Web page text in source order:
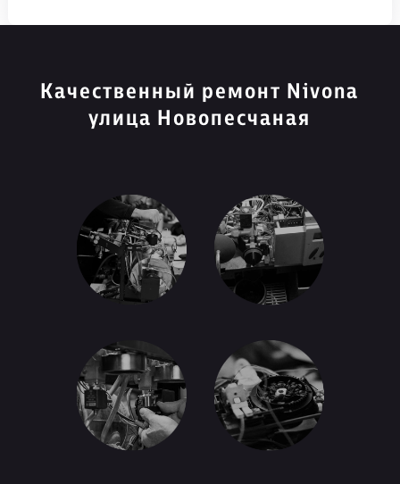
Качественный ремонт Nivona
улица Новопесчаная